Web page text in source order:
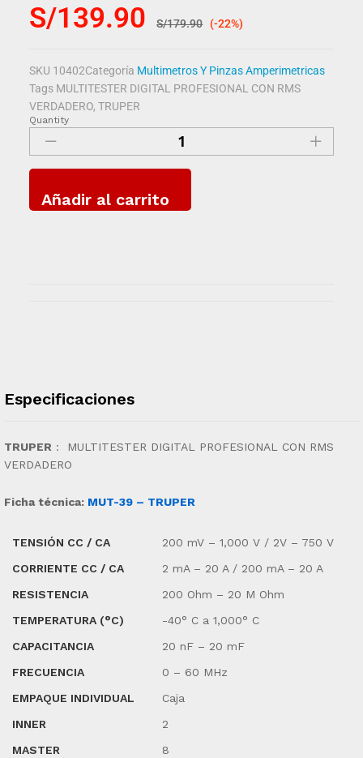
S/139.90 S/179.90 (-22%)
SKU 10402Categoría Multimetros Y Pinzas Amperimetricas
Tags MULTITESTER DIGITAL PROFESIONAL CON RMS
VERDADERO,TRUPER
Quantity
Añadir al carrito
Especificaciones
TRUPER :
MULTITESTER DIGITAL PROFESIONAL CON RMS
VERDADERO
Ficha técnica: MUT-39 – TRUPER
TENSIÓN CC / CA
200 mV – 1,000 V / 2V – 750 V
CORRIENTE CC / CA
2 mA – 20 A / 200 mA – 20 A
RESISTENCIA
200 Ohm – 20 M Ohm
TEMPERATURA (°C)
-40° C a 1,000° C
CAPACITANCIA
20 nF – 20 mF
FRECUENCIA
0 – 60 MHz
EMPAQUE INDIVIDUAL
Caja
INNER
2
MASTER
8